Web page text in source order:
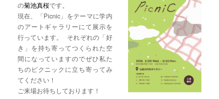
の菊池真桜です。
現在、「Picnic」をテーマに学内
のアートギャラリーにて展示を
行っています。 それぞれの「好
き」を持ち寄ってつくられた空
間になっていますのでぜひ私た
ちのピクニックに立ち寄ってみ
てください！
ご来場お待ちしております！